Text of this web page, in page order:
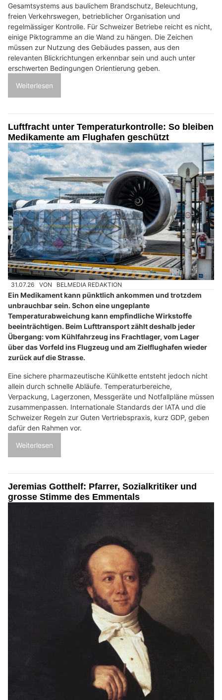
Gesamtsystems aus baulichem Brandschutz, Beleuchtung,
freien Verkehrswegen, betrieblicher Organisation und
regelmässiger Kontrolle. Für Schweizer Betriebe reicht es nicht,
einige Piktogramme an die Wand zu hängen. Die Zeichen
müssen zur Nutzung des Gebäudes passen, aus den
relevanten Blickrichtungen erkennbar sein und auch unter
erschwerten Bedingungen Orientierung geben.
Weiterlesen
Luftfracht unter Temperaturkontrolle: So bleiben
Medikamente am Flughafen geschützt
31.07.26 VON BELMEDIA REDAKTION
Ein Medikament kann pünktlich ankommen und trotzdem
unbrauchbar sein. Schon eine ungeplante
Temperaturabweichung kann empfindliche Wirkstoffe
beeinträchtigen. Beim Lufttransport zählt deshalb jeder
Übergang: vom Kühlfahrzeug ins Frachtlager, vom Lager
über das Vorfeld ins Flugzeug und am Zielflughafen wieder
zurück auf die Strasse.
Eine sichere pharmazeutische Kühlkette entsteht jedoch nicht
allein durch schnelle Abläufe. Temperaturbereiche,
Verpackung, Lagerzonen, Messgeräte und Notfallpläne müssen
zusammenpassen. Internationale Standards der IATA und die
Schweizer Regeln zur Guten Vertriebspraxis, kurz GDP, geben
dafür den Rahmen vor.
Weiterlesen
Jeremias Gotthelf: Pfarrer, Sozialkritiker und
grosse Stimme des Emmentals